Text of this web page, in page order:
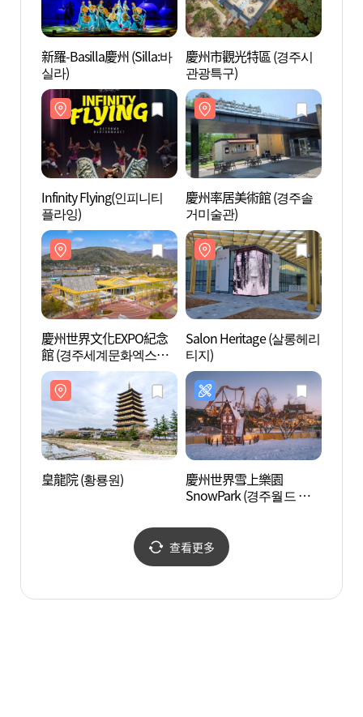
新羅-Basilla慶州 (Silla:바
실라)
慶州市觀光特區 (경주시
관광특구)
Infinity Flying(인피니티
플라잉)
慶州率居美術館 (경주솔
거미술관)
慶州世界文化EXPO紀念
館 (경주세계문화엑스포
기념관)
Salon Heritage (살롱헤리
티지)
皇龍院 (황룡원)
慶州世界雪上樂園
SnowPark (경주월드 스
查看更多